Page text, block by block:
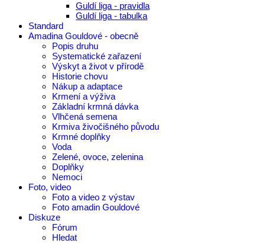
Guldí liga - pravidla
Guldí liga - tabulka
Standard
Amadina Gouldové - obecně
Popis druhu
Systematické zařazení
Výskyt a život v přírodě
Historie chovu
Nákup a adaptace
Krmení a výživa
Základní krmná dávka
Vlhčená semena
Krmiva živočišného původu
Krmné doplňky
Voda
Zelené, ovoce, zelenina
Doplňky
Nemoci
Foto, video
Foto a video z výstav
Foto amadin Gouldové
Diskuze
Fórum
Hledat